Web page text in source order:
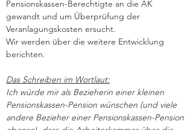
Pensionskassen-Berechtigte an die AK
gewandt und um Überprüfung der
Veranlagungskosten ersucht.
Wir werden über die weitere Entwicklung
berichten.
Das Schreiben im Wortlaut:
Ich würde mir als Bezieherin einer kleinen
Pensionskassen-Pension wünschen (und viele
andere Bezieher einer Pensionskassen-Pension